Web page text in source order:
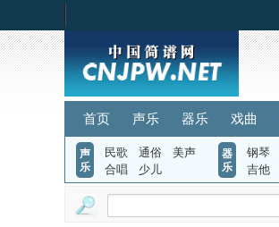
首页 声乐 器乐 戏曲
声
乐
民歌 通俗
美声
合唱
少儿
器
乐
钢琴
吉他